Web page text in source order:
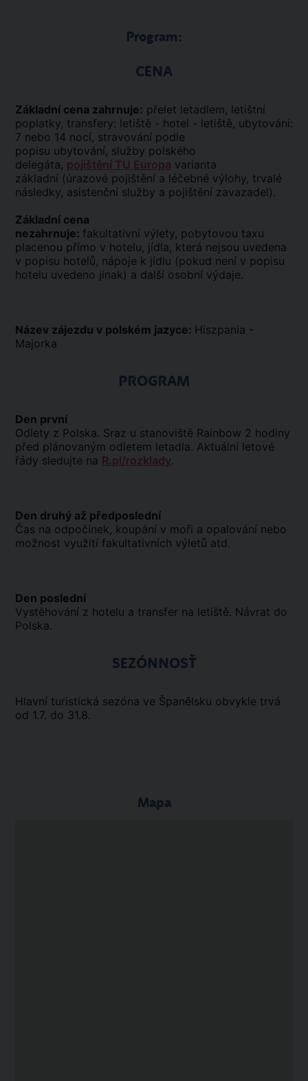
Program:
CENA
Základní cena zahrnuje: přelet letadlem, letištní
poplatky, transfery: letiště - hotel - letiště, ubytování:
7 nebo 14 nocí, stravování podle
popisu ubytování, služby polského
delegáta, pojištění TU Europa varianta
základní (úrazové pojištění a léčebné výlohy, trvalé
následky, asistenční služby a pojištění zavazadel).
Základní cena
nezahrnuje: fakultativní výlety, pobytovou taxu
placenou přímo v hotelu, jídla, která nejsou uvedena
v popisu hotelů, nápoje k jídlu (pokud není v popisu
hotelu uvedeno jinak) a další osobní výdaje.
Název zájezdu v polském jazyce: Hiszpania -
Majorka
PROGRAM
Den první
Odlety z Polska. Sraz u stanoviště Rainbow 2 hodiny
před plánovaným odletem letadla. Aktuální letové
řády sledujte na R.pl/rozklady.
Den druhý až předposlední
Čas na odpočinek, koupání v moři a opalování nebo
možnost využití fakultativních výletů atd.
Den poslední
Vystěhování z hotelu a transfer na letiště. Návrat do
Polska.
SEZÓNNOSŤ
Hlavní turistická sezóna ve Španělsku obvykle trvá
od 1.7. do 31.8.
Mapa